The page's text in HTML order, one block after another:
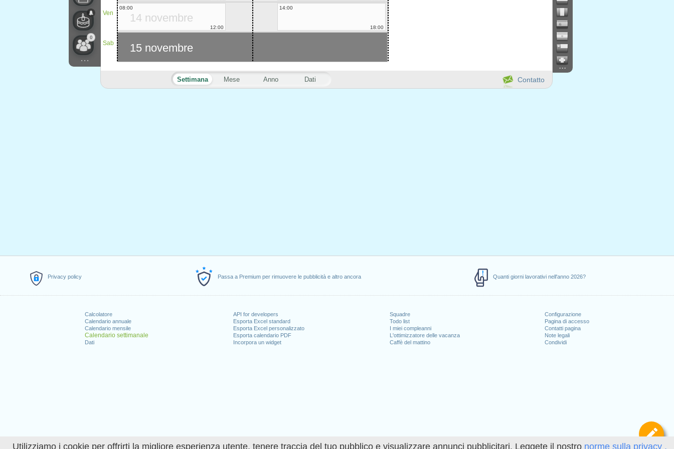
Utilizziamo i cookie per offrirti la migliore esperienza utente, tenere traccia del tuo pubblico e visualizzare annunci pubblicitari. Leggete il nostro norme sulla privacy .
Privacy policy Passa a Premium per rimuovere le pubblicità e altro ancora Quanti giorni lavorativi nell'anno 2026?
Calcolatore
Calendario annuale
Calendario mensile
Calendario settimanale
Dati
API for developers
Esporta Excel standard
Esporta Excel personalizzato
Esporta calendario PDF
Incorpora un widget
Squadre
Todo list
I miei compleanni
L'ottimizzatore delle vacanza
Caffè del mattino
Configurazione
Pagina di accesso
Contatti pagina
Note legali
Condividi
0
...
...
Contatto
Settimana Mese Anno Dati
Ven
Sab
14 novembre
08:00
12:00
14:00
18:00
15 novembre